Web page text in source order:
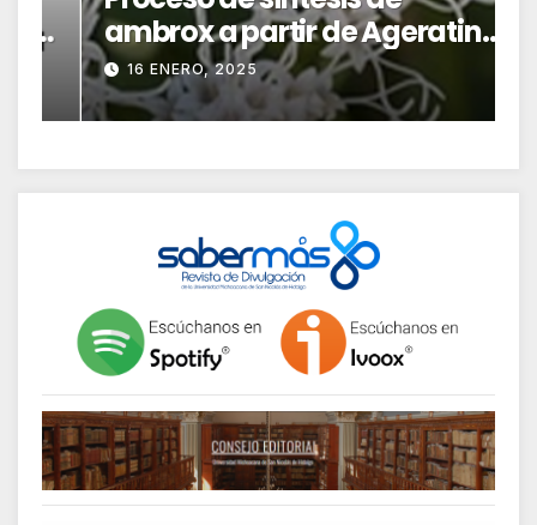
ambrox a partir de Ageratina
jocotepecana
16 ENERO, 2025